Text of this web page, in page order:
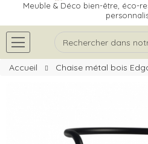
Meuble & Déco bien-être, éco-
Accueil Chaise métal bois